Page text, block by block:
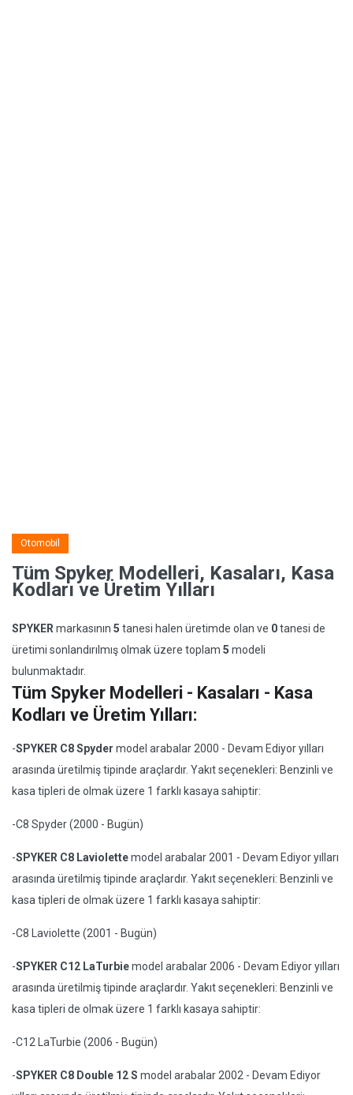
Otomobil
Tüm Spyker Modelleri, Kasaları, Kasa
Kodları ve Üretim Yılları
SPYKER markasının 5 tanesi halen üretimde olan ve 0tanesi de
üretimi sonlandırılmış olmak üzere toplam 5 modeli
bulunmaktadır.
Tüm Spyker Modelleri - Kasaları - Kasa
Kodları ve Üretim Yılları:
-SPYKER C8 Spyder model arabalar 2000 - Devam Ediyor yılları
arasında üretilmiş tipinde araçlardır. Yakıt seçenekleri: Benzinli ve
kasa tipleri de olmak üzere 1 farklı kasaya sahiptir:
-C8 Spyder (2000 - Bugün)
-SPYKER C8 Laviolettemodel arabalar 2001 - Devam Ediyor yılları
arasında üretilmiş tipinde araçlardır. Yakıt seçenekleri: Benzinli ve
kasa tipleri de olmak üzere 1 farklı kasaya sahiptir:
-C8 Laviolette (2001 - Bugün)
-SPYKER C12 LaTurbiemodel arabalar 2006 - Devam Ediyor yılları
arasında üretilmiş tipinde araçlardır. Yakıt seçenekleri: Benzinli ve
kasa tipleri de olmak üzere 1 farklı kasaya sahiptir:
-C12 LaTurbie (2006 - Bugün)
-SPYKER C8 Double 12 S model arabalar 2002 - Devam Ediyor